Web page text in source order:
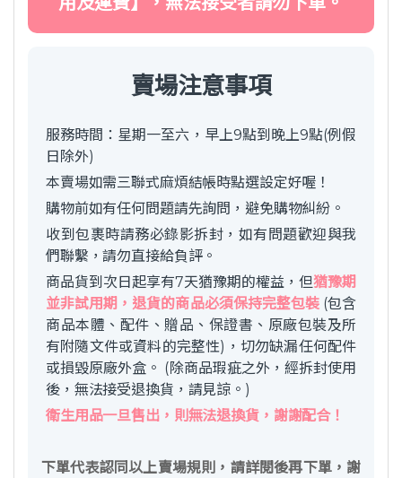
賣場注意事項
服務時間：星期一至六，早上9點到晚上9點(例假
日除外)
本賣場如需三聯式麻煩結帳時點選設定好喔！
購物前如有任何問題請先詢問，避免購物糾紛。
收到包裹時請務必錄影拆封，如有問題歡迎與我
們聯繫，請勿直接給負評。
商品貨到次日起享有7天猶豫期的權益，但猶豫期
並非試用期，退貨的商品必須保持完整包裝(包含
商品本體、配件、贈品、保證書、原廠包裝及所
有附隨文件或資料的完整性)，切勿缺漏任何配件
或損毀原廠外盒。 (除商品瑕疵之外，經拆封使用
後，無法接受退換貨，請見諒。)
衛生用品一旦售出，則無法退換貨，謝謝配合！
下單代表認同以上賣場規則，請詳閱後再下單，謝